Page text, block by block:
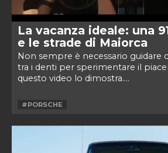
La vacanza ideale: una
e le strade di Maiorca
Non sempre è necessario guidare
tra i denti per sperimentare il
questo video lo dimostra....
#PORSCHE